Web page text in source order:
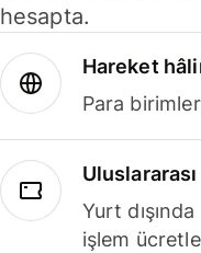
hesapta.
Hareket
Para
Yurt
işlem